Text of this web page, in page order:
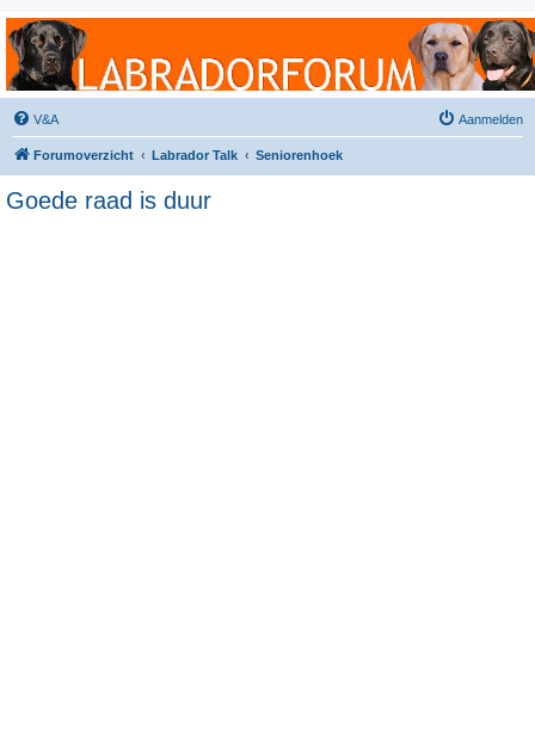
Labradorforum
Het gezelligste Labradorforum van Nederland en België!
V&A Aanmelden
Forumoverzicht Labrador Talk Seniorenhoek
Goede raad is duur